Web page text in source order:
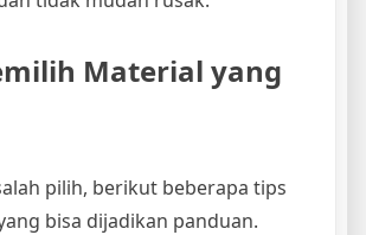
Material yang
pilih, berikut beberapa tips
bisa dijadikan panduan.